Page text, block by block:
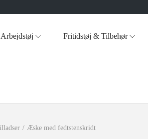
Arbejdstøj Fritidstøj & Tilbehør
/ Æske med fedtstenskridt